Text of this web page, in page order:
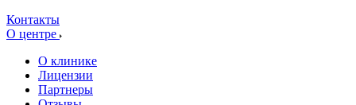
Контакты
О центре
О клинике
Лицензии
Партнеры